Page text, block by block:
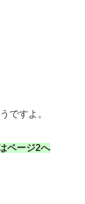
ですよ。
ページ2へ